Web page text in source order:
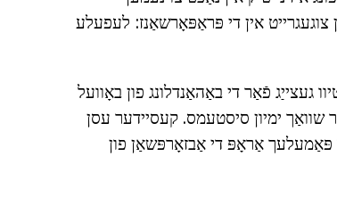
צוגעגרייט אין די פּראַפּאָרשאַנז: לעפעלע
פֿאַר 2 וואָכן - אַ עפעקטיוו געצייַג פֿאַר די באַהאַנדלונג פון באָוועל
ימיון סיסטעמס. קעסיידער עסן
פּאַמעלעך אַראָפּ די אַבזאָרפּשאַן פון